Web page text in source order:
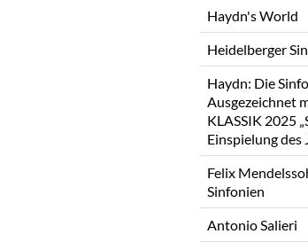
überspringen
Haydn's World
Heidelberger
Haydn: Die
Ausgezeichnet
KLASSIK 2025
Einspielung des
Felix
Sinfonien
Antonio Salieri